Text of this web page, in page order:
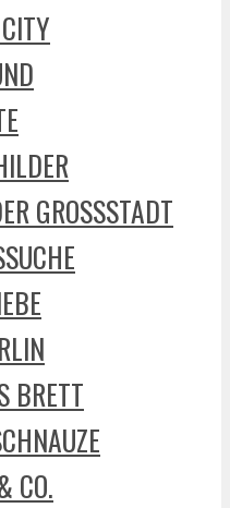
GROSSSTADT
BRETT
CO.